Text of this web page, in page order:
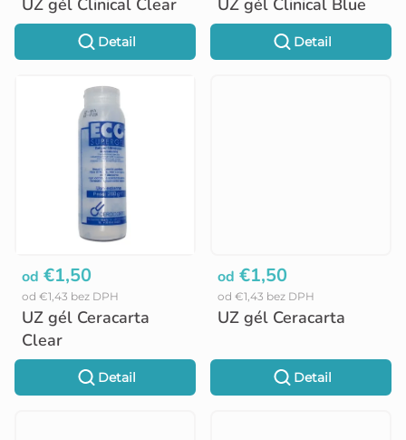
u
k
Detail Detail
UZ gél Ceracarta
Clear
od €1,43 bez DPH
od €1,50
Detail
UZ gél Ceracarta
od €1,43 bez DPH
od €1,50
Detail